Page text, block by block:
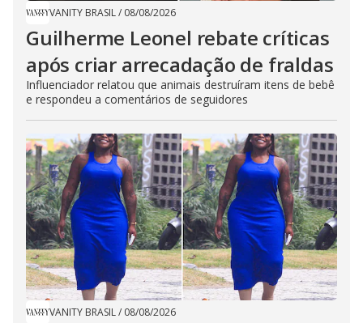
VANITY BRASIL/ 08/08/2026
Guilherme Leonel rebate críticas
após criar arrecadação de fraldas
Influenciador relatou que animais destruíram itens de bebê
e respondeu a comentários de seguidores
VANITY BRASIL/ 08/08/2026